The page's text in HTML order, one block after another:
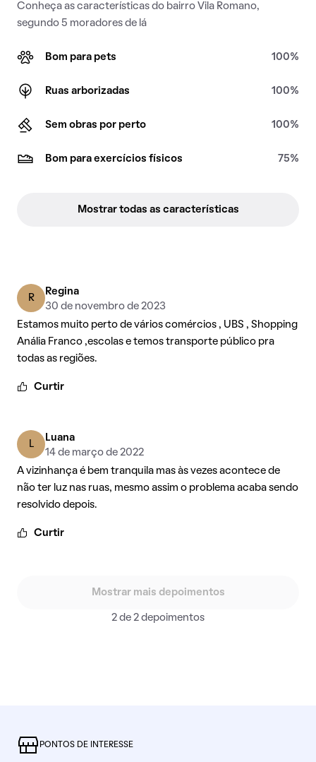
Conheça as características do bairro Vila Romano,
segundo 5 moradores de lá
Bom para pets 100%
Ruas arborizadas 100%
Sem obras por perto 100%
Bom para exercícios físicos 75%
Mostrar todas as características
R
Regina
30 de novembro de 2023
Estamos muito perto de vários comércios , UBS , Shopping
Anália Franco ,escolas e temos transporte público pra
todas as regiões.
Curtir
L
Luana
14 de março de 2022
A vizinhança é bem tranquila mas às vezes acontece de
não ter luz nas ruas, mesmo assim o problema acaba sendo
resolvido depois.
Curtir
Mostrar mais depoimentos
2 de 2 depoimentos
PONTOS DE INTERESSE